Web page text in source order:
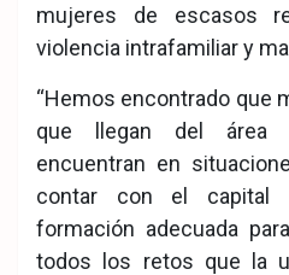
mujeres de escasos
violencia intrafamiliar y
“Hemos encontrado que
que llegan del área
encuentran en
contar con el capital
formación adecuada
todos los retos que la